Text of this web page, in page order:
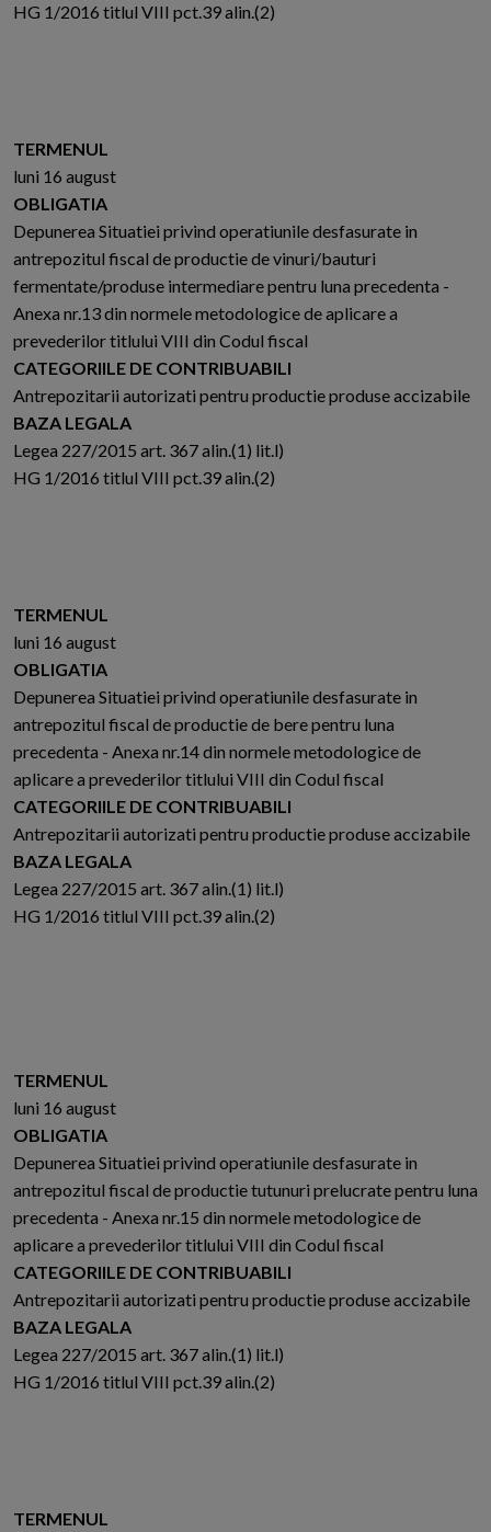
HG 1/2016 titlul VIII pct.39 alin.(2)
TERMENUL
luni 16 august
OBLIGATIA
Depunerea Situatiei privind operatiunile desfasurate in
antrepozitul fiscal de productie de vinuri/bauturi
fermentate/produse intermediare pentru luna precedenta -
Anexa nr.13 din normele metodologice de aplicare a
prevederilor titlului VIII din Codul fiscal
CATEGORIILE DE CONTRIBUABILI
Antrepozitarii autorizati pentru productie produse accizabile
BAZA LEGALA
Legea 227/2015 art. 367 alin.(1) lit.l)
HG 1/2016 titlul VIII pct.39 alin.(2)
TERMENUL
luni 16 august
OBLIGATIA
Depunerea Situatiei privind operatiunile desfasurate in
antrepozitul fiscal de productie de bere pentru luna
precedenta - Anexa nr.14 din normele metodologice de
aplicare a prevederilor titlului VIII din Codul fiscal
CATEGORIILE DE CONTRIBUABILI
Antrepozitarii autorizati pentru productie produse accizabile
BAZA LEGALA
Legea 227/2015 art. 367 alin.(1) lit.l)
HG 1/2016 titlul VIII pct.39 alin.(2)
TERMENUL
luni 16 august
OBLIGATIA
Depunerea Situatiei privind operatiunile desfasurate in
antrepozitul fiscal de productie tutunuri prelucrate pentru luna
precedenta - Anexa nr.15 din normele metodologice de
aplicare a prevederilor titlului VIII din Codul fiscal
CATEGORIILE DE CONTRIBUABILI
Antrepozitarii autorizati pentru productie produse accizabile
BAZA LEGALA
Legea 227/2015 art. 367 alin.(1) lit.l)
HG 1/2016 titlul VIII pct.39 alin.(2)
TERMENUL